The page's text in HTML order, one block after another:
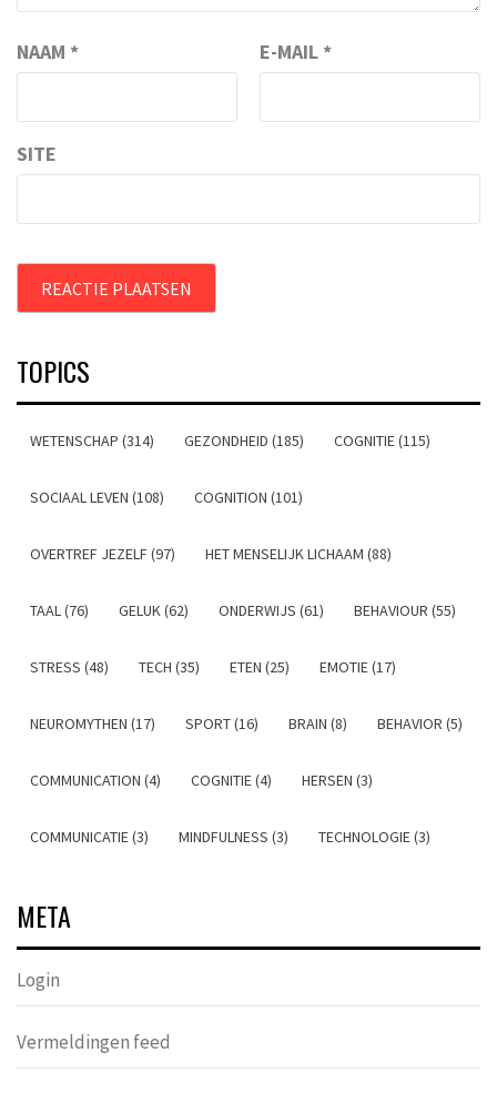
NAAM * E-MAIL *
SITE
TOPICS
WETENSCHAP (314) GEZONDHEID (185) COGNITIE (115)
SOCIAAL LEVEN (108) COGNITION (101)
OVERTREF JEZELF (97) HET MENSELIJK LICHAAM (88)
TAAL (76) GELUK (62) ONDERWIJS (61) BEHAVIOUR (55)
STRESS (48) TECH (35) ETEN (25) EMOTIE (17)
NEUROMYTHEN (17) SPORT (16) BRAIN (8) BEHAVIOR (5)
COMMUNICATION (4) COGNITIE (4) HERSEN (3)
COMMUNICATIE (3) MINDFULNESS (3) TECHNOLOGIE (3)
META
Login
Vermeldingen feed